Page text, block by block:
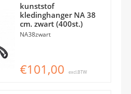
kunststof
kledinghanger NA 38
cm. zwart (400st.)
NA38zwart
€101,00 excl.BTW